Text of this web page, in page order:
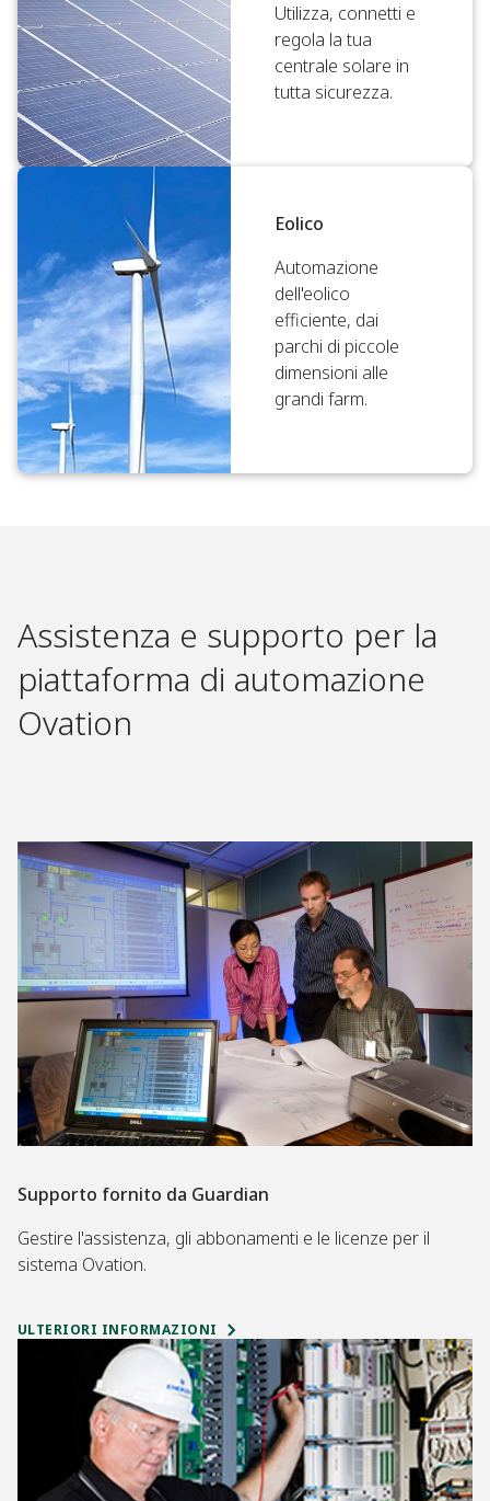
Utilizza, connetti e
regola la tua
centrale solare in
tutta sicurezza.
Eolico
Automazione
dell'eolico
efficiente, dai
parchi di piccole
dimensioni alle
grandi farm.
Assistenza e supporto per la
piattaforma di automazione
Ovation
Supporto fornito da Guardian
Gestire l'assistenza, gli abbonamenti e le licenze per il
sistema Ovation.
ULTERIORI INFORMAZIONI